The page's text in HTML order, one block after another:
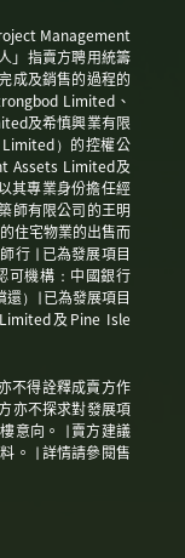
Management
」指賣方聘用統籌
成及銷售的過程的
Limited、
及希慎興業有限
）的控權公
Assets Limited及
其專業身份擔任經
師有限公司的王明
住宅物業的出售而
行 ∣ 已為發展項目
可機構：中國銀行
）∣ 已為發展項目
及Pine Isle
不得詮釋成賣方作
亦不探求對發展項
意向。 ∣ 賣方建議
。 ∣ 詳情請參閱售